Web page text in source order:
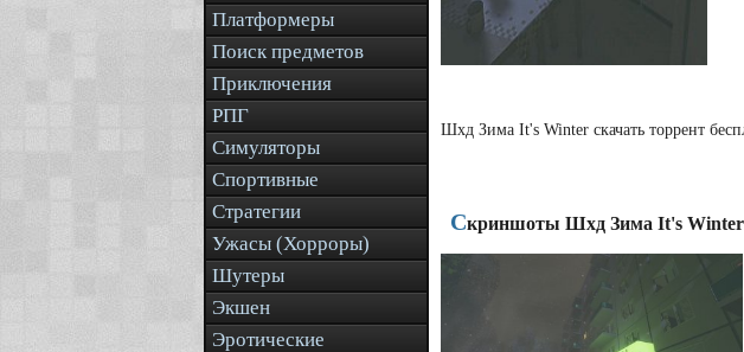
Платформеры
Поиск предметов
Приключения
РПГ
Симуляторы
Спортивные
Стратегии
Ужасы (Хорроры)
Шутеры
Экшен
Эротические
Шхд Зима It's Winter скачать торрент
Скриншоты Шхд Зима It's Winter